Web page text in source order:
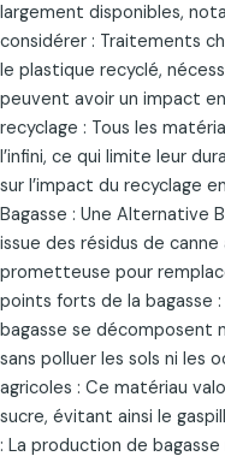
largement disponibles,
considérer : Traitements
le plastique recyclé,
peuvent avoir un impact
recyclage : Tous les
l’infini, ce qui limite leur
sur l’impact du recyclage
Bagasse : Une Alternative
issue des résidus de
prometteuse pour
points forts de la bagasse
bagasse se décomposent
sans polluer les sols ni les
agricoles : Ce matériau
sucre, évitant ainsi le
: La production de